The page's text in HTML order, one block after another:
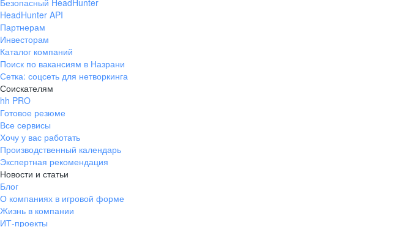
Безопасный HeadHunter
HeadHunter API
Партнерам
Инвесторам
Каталог компаний
Поиск по вакансиям в Назрани
Сетка: соцсеть для нетворкинга
Соискателям
hh PRO
Готовое резюме
Все сервисы
Хочу у вас работать
Производственный календарь
Экспертная рекомендация
Новости и статьи
Блог
О компаниях в игровой форме
Жизнь в компании
ИТ-проекты